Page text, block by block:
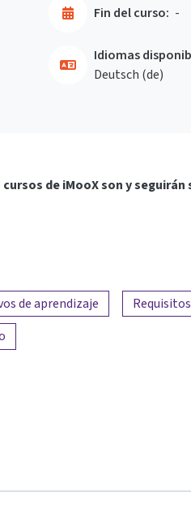
Fin del curso: -
Idiomas
Deutsch ‎(de)‎
de iMooX son y
de aprendizaje